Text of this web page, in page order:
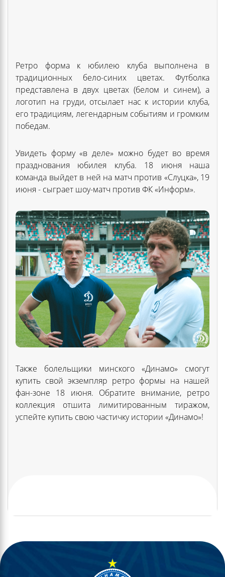
Ретро форма к юбилею клуба выполнена в
традиционных бело-синих цветах. Футболка
представлена в двух цветах (белом и синем), а
логотип на груди, отсылает нас к истории клуба,
его традициям, легендарным событиям и громким
победам.
Увидеть форму «в деле» можно будет во время
празднования юбилея клуба. 18 июня наша
команда выйдет в ней на матч против «Слуцка», 19
июня - сыграет шоу-матч против ФК «Информ».
Также болельщики минского «Динамо» смогут
купить свой экземпляр ретро формы на нашей
фан-зоне 18 июня. Обратите внимание, ретро
коллекция отшита лимитированным тиражом,
успейте купить свою частичку истории «Динамо»!